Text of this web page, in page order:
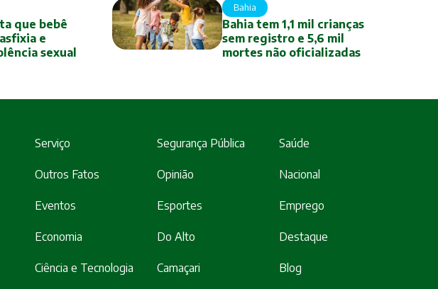
que bebê
e
sexual
Bahia
Bahia tem 1,1 mil crianças
sem registro e 5,6 mil
mortes não oficializadas
Serviço Segurança Pública Saúde
Outros Fatos Opinião Nacional
Eventos Esportes Emprego
Economia Do Alto Destaque
Ciência e Tecnologia Camaçari Blog